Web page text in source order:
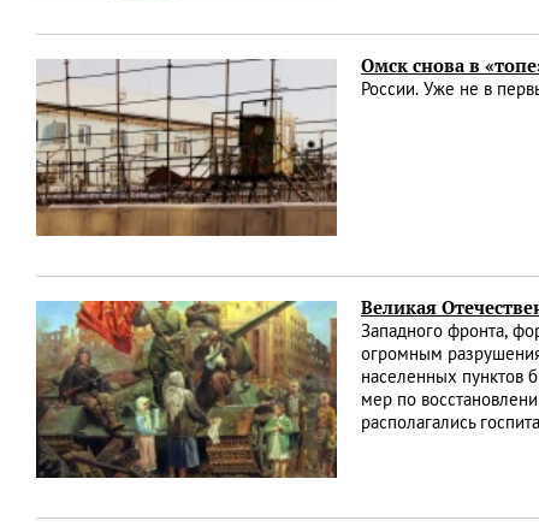
Омск снова в
России. Уже не в
Великая
Западного фронта,
огромным
населенных пунктов
мер по
располагались